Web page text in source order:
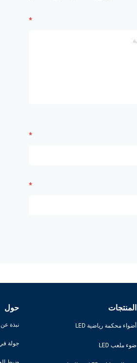
حول
نبذة
جولة
المنتجات
أضواء محكمة رياضية LED
ضوء ملعب LED